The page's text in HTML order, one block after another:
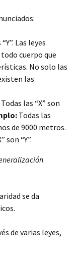
Las leyes
cuerpo que
No solo las
las
Todas las “X” son
Todas las
de 9000 metros.
son “Y”.
se da
de varias leyes,